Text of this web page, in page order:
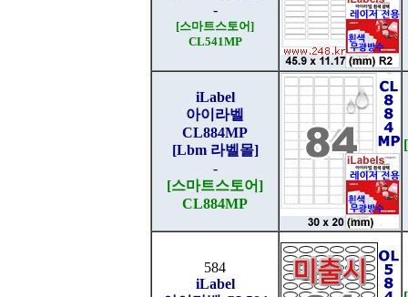
-
[스마트스토어]
CL541MP
iLabel
아이라벨
CL884MP
[Lbm 라벨몰]
-
[스마트스토어]
CL884MP
584
iLabel